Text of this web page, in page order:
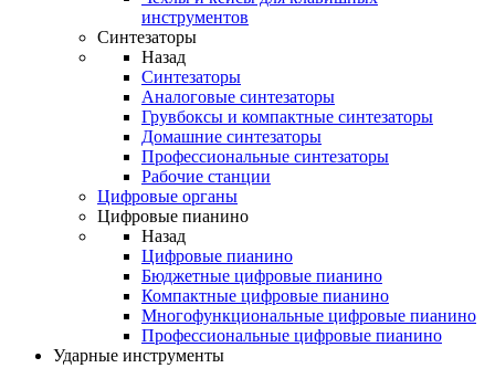
инструментов
Синтезаторы
Назад
Синтезаторы
Аналоговые синтезаторы
Грувбоксы и компактные синтезаторы
Домашние синтезаторы
Профессиональные синтезаторы
Рабочие станции
Цифровые органы
Цифровые пианино
Назад
Цифровые пианино
Бюджетные цифровые пианино
Компактные цифровые пианино
Многофункциональные цифровые пианино
Профессиональные цифровые пианино
Ударные инструменты